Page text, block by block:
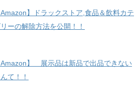
Amazon】ドラックストア,食品＆飲料カテ
ーの解除方法を公開！！
Amazon】 展示品は新品で出品できない
て！！